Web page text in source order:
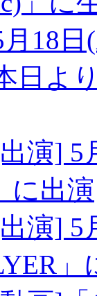
月18
日よ
演] 5
に出演
演] 5